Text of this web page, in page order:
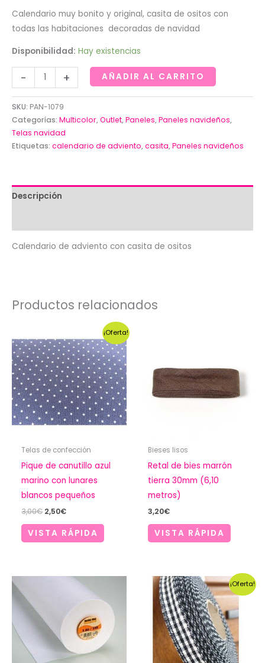
12,00€.9,00€.
Calendario muy bonito y original, casita de ositos con
todas las habitaciones decoradas de navidad
Disponibilidad: Hay existencias
-
Calendario
de
adviento
con
casita
de
+ AÑADIR AL CARRITO
SKU: PAN-1079
Categorías: Multicolor,Outlet,Paneles,Paneles navideños,
Telas navidad
Etiquetas: calendario de adviento,casita,Paneles navideños
Descripción
Calendario de adviento con casita de ositos
Productos relacionados
¡Oferta!
Telas de confección
Pique de canutillo azul
marino con lunares
blancos pequeños
3,00€ El
original
era:
2,50€El
actual
es:
VISTA RÁPIDA
Bieses lisos
Retal de bies marrón
tierra 30mm (6,10
metros)
3,20€
VISTA RÁPIDA
¡Oferta!